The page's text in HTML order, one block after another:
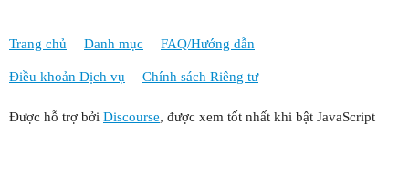
Trang chủ Danh mục FAQ/Hướng dẫn
Điều khoản Dịch vụ Chính sách Riêng tư
Được hỗ trợ bởi Discourse, được xem tốt nhất khi bật JavaScript